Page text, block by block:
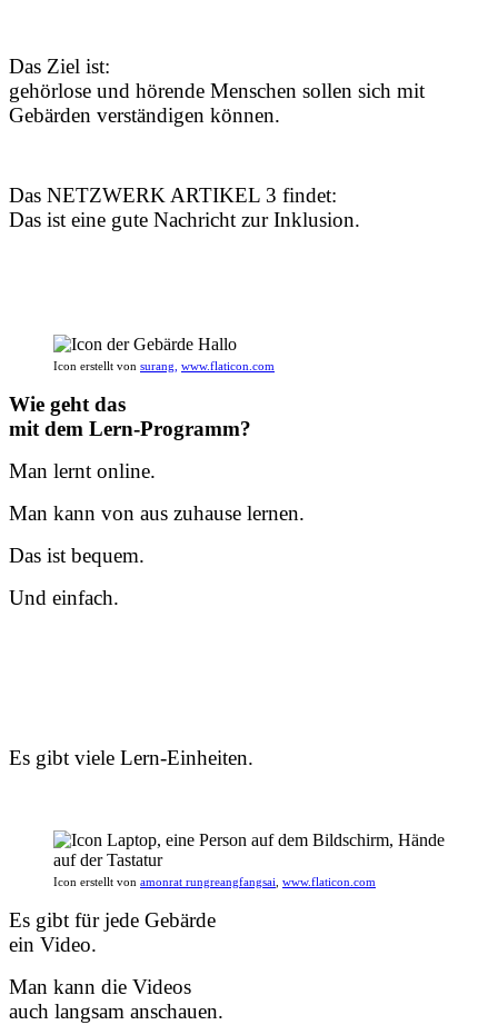
Das Ziel ist:
gehörlose und hörende Menschen sollen sich mit
Gebärden verständigen können.
Das NETZWERK ARTIKEL 3 findet:
Das ist eine gute Nachricht zur Inklusion.
Icon erstellt von surang, www.flaticon.com
Wie geht das
mit dem Lern-Programm?
Man lernt online.
Man kann von aus zuhause lernen.
Das ist bequem.
Und einfach.
Es gibt viele Lern-Einheiten.
Icon erstellt von amonrat rungreangfangsai, www.flaticon.com
Es gibt für jede Gebärde
ein Video.
Man kann die Videos
auch langsam anschauen.